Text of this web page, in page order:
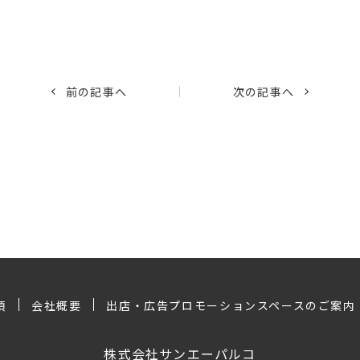
前の記事へ 次の記事へ
会社概要 出店・広告プロモーションスペースのご案内
株式会社サンエーパルコ